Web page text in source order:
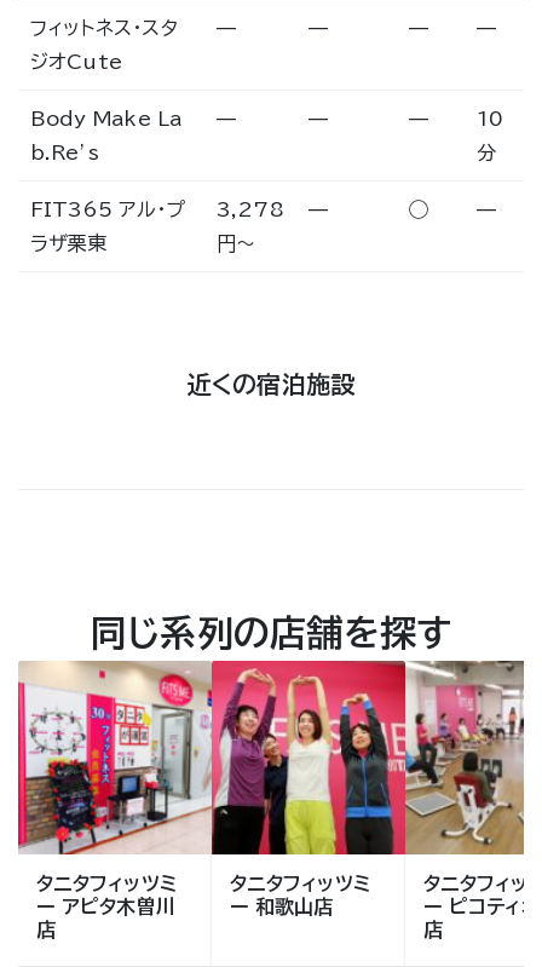
フィットネス・スタ
ジオCute
— — — —
Body Make La
b.Re’s
— — —
10
分
FIT365 アル・プ
ラザ栗東
3,278
円〜
— ◯ —
近くの宿泊施設
同じ系列の店舗を探す
タニタフィッツミ
ー アピタ木曽川
店
タニタフィッツミ
ー 和歌山店
タニタフィッ
ー ピコティ
店